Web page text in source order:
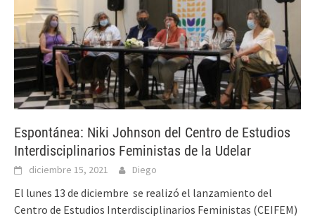
Espontánea: Niki Johnson del Centro de Estudios
Interdisciplinarios Feministas de la Udelar
diciembre 15, 2021 Diego
El lunes 13 de diciembre se realizó el lanzamiento del
Centro de Estudios Interdisciplinarios Feministas (CEIFEM)